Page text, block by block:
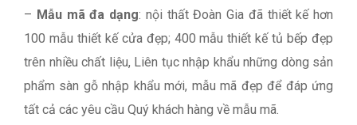
– Mẫu mã đa dạng: nội thất Đoàn Gia đã thiết kế hơn
100 mẫu thiết kế cửa đẹp; 400 mẫu thiết kế tủ bếp đẹp
trên nhiều chất liệu, Liên tục nhập khẩu những dòng sản
phẩm sàn gỗ nhập khẩu mới, mẫu mã đẹp để đáp ứng
tất cả các yêu cầu Quý khách hàng về mẫu mã.